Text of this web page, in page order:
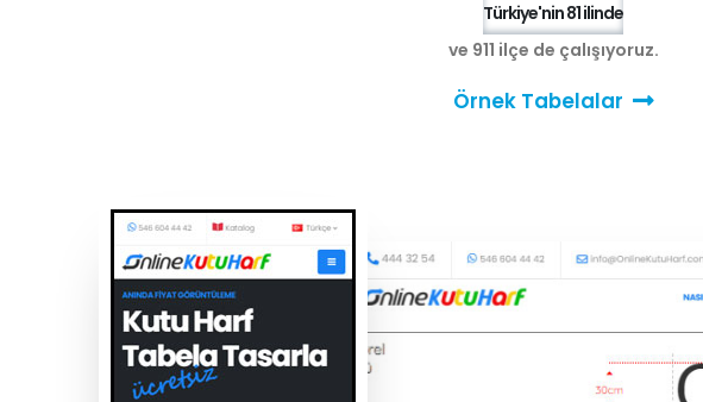
Türkiye'nin 81 ilinde
ve 911 ilçe de çalışıyoruz.
Örnek Tabelalar